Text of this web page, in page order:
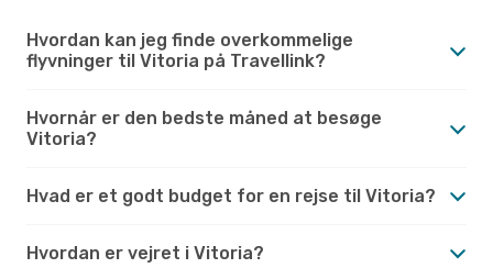
Hvordan kan jeg finde overkommelige
flyvninger til Vitoria på Travellink?
Hvornår er den bedste måned at besøge
Vitoria?
Hvad er et godt budget for en rejse til Vitoria?
Hvordan er vejret i Vitoria?